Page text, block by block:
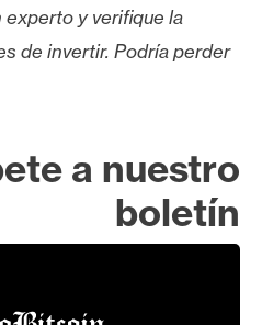
experto y verifique la
de invertir. Podría perder
a nuestro
boletín